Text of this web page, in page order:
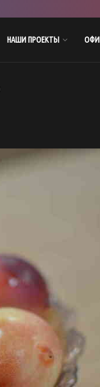
НАШИ ПРОЕКТЫ